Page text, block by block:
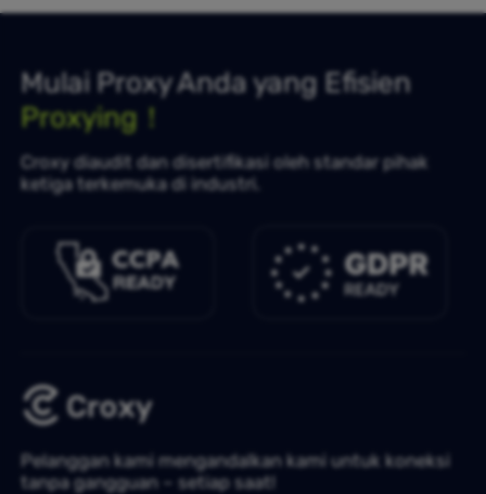
Mulai Proxy Anda yang Efisien
Proxying！
Croxy diaudit dan disertifikasi oleh standar pihak
ketiga terkemuka di industri.
Pelanggan kami mengandalkan kami untuk koneksi
tanpa gangguan – setiap saat!